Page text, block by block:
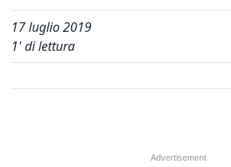
17 luglio 2019
1' di lettura